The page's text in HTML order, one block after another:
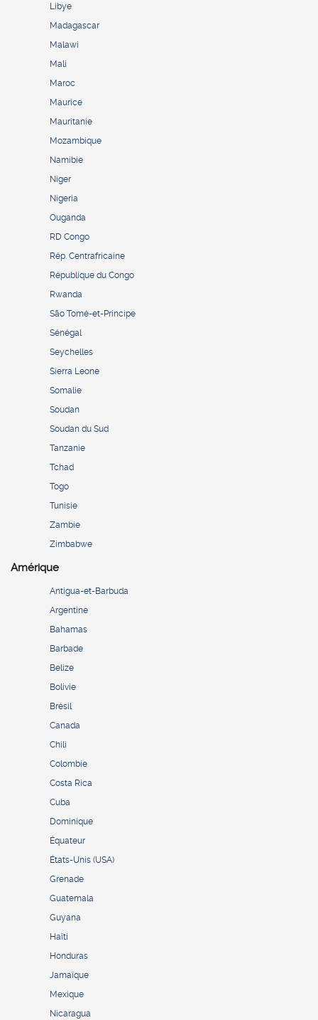
Libye
Madagascar
Malawi
Mali
Maroc
Maurice
Mauritanie
Mozambique
Namibie
Niger
Nigeria
Ouganda
RD Congo
Rép. Centrafricaine
République du Congo
Rwanda
São Tomé-et-Principe
Sénégal
Seychelles
Sierra Leone
Somalie
Soudan
Soudan du Sud
Tanzanie
Tchad
Togo
Tunisie
Zambie
Zimbabwe
Amérique
Antigua-et-Barbuda
Argentine
Bahamas
Barbade
Belize
Bolivie
Brésil
Canada
Chili
Colombie
Costa Rica
Cuba
Dominique
Équateur
États-Unis (USA)
Grenade
Guatemala
Guyana
Haïti
Honduras
Jamaïque
Mexique
Nicaragua